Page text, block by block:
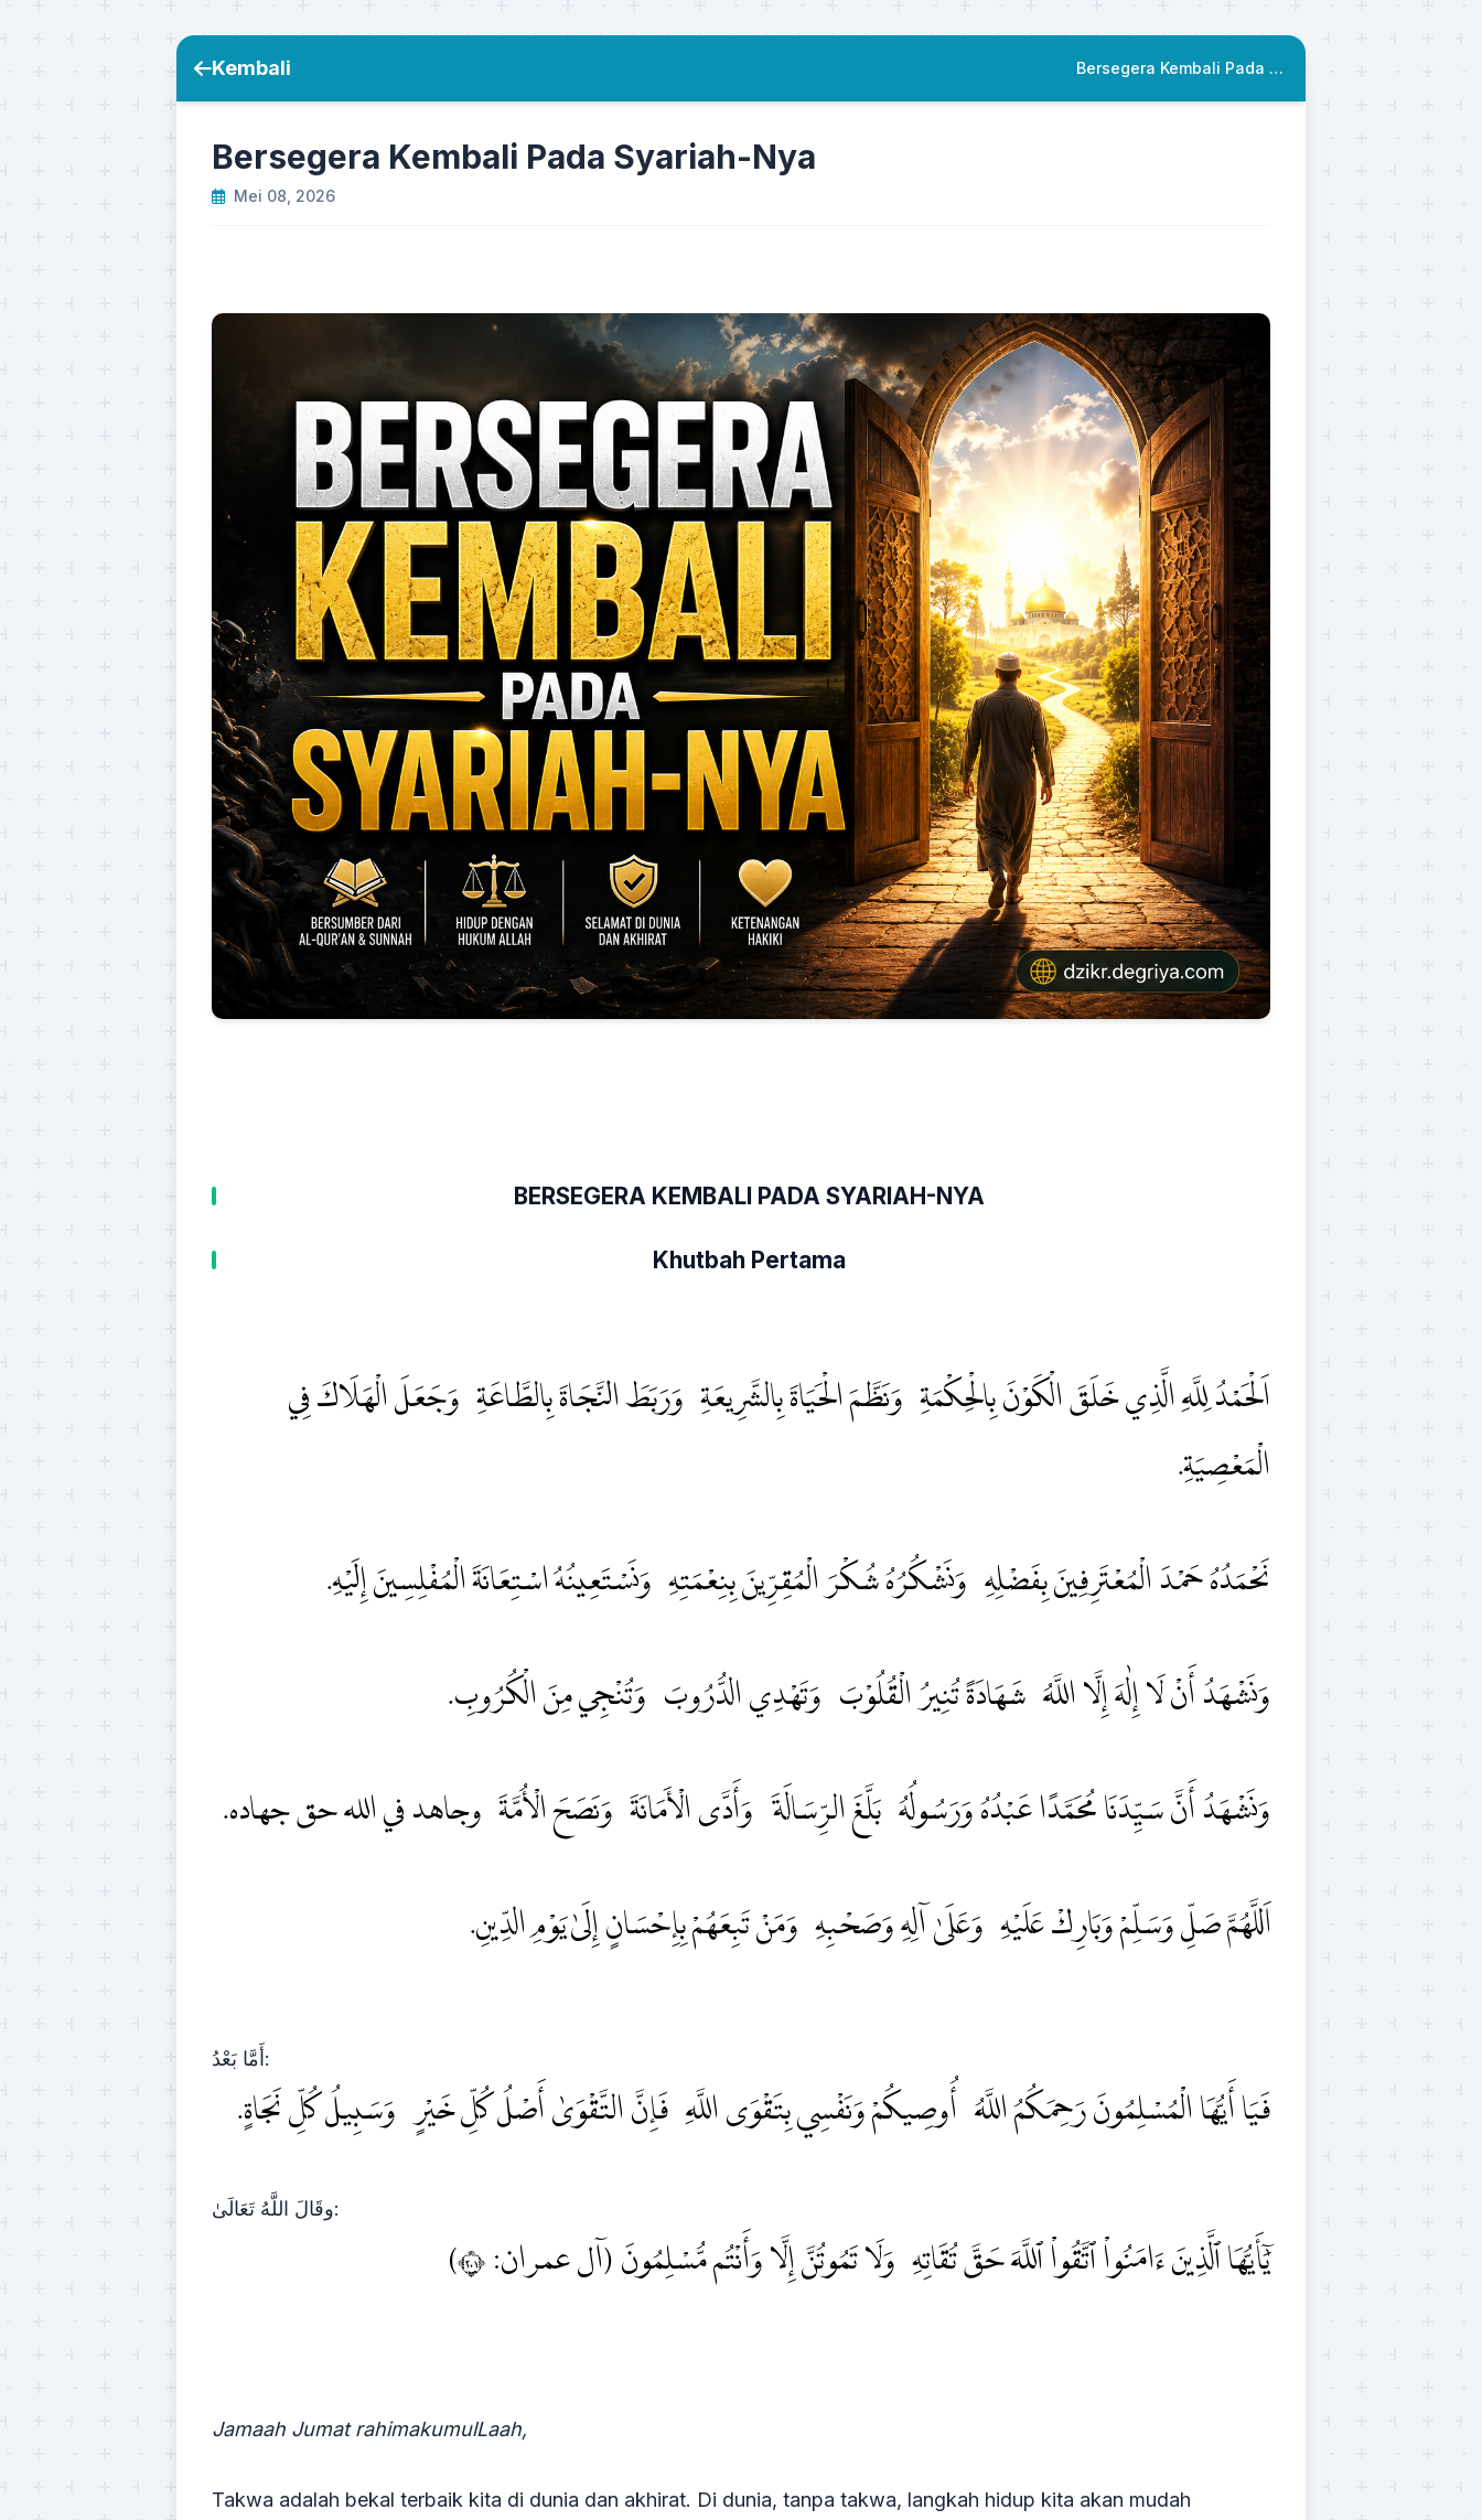
Kembali Bersegera Kembali Pada Syariah-Nya
Bersegera Kembali Pada Syariah-Nya
Mei 08, 2026
BERSEGERA KEMBALI PADA SYARIAH-NYA
Khutbah Pertama
اَلْحَمْدُ لِلَّهِ الَّذِي خَلَقَ الْكَوْنَ بِالْحِكْمَةِ، وَنَظَّمَ الْحَيَاةَ بِالشَّرِيعَةِ، وَرَبَطَ النَّجَاةَ بِالطَّاعَةِ، وَجَعَلَ الْهَلَاكَ فِي
الْمَعْصِيَةِ.
نَحْمَدُهُ حَمْدَ الْمُعْتَرِفِينَ بِفَضْلِهِ، وَنَشْكُرُهُ شُكْرَ الْمُقِرِّينَ بِنِعْمَتِهِ، وَنَسْتَعِينُهُ اسْتِعَانَةَ الْمُفْلِسِينَ إِلَيْهِ.
وَنَشْهَدُ أَنْ لَا إِلٰهَ إِلَّا اللَّهُ، شَهَادَةً تُنِيرُ الْقُلُوْبَ، وَتَهْدِي الدُّرُوبَ، وَتُنْجِي مِنَ الْكُرُوبِ.
وَنَشْهَدُ أَنَّ سَيِّدَنَا مُحَمَّدًا عَبْدُهُ وَرَسُولُهُ، بَلَّغَ الرِّسَالَةَ، وَأَدَّى الْأَمَانَةَ، وَنَصَحَ الْأُمَّةَ، وجاهد في الله حق جهاده.
اَللَّهُمَّ صَلِّ وَسَلِّمْ وَبَارِكْ عَلَيْهِ، وَعَلَىٰ آلِهِ وَصَحْبِهِ، وَمَنْ تَبِعَهُمْ بِإِحْسَانٍ إِلَىٰ يَوْمِ الدِّينِ.
أَمَّا بَعْدُ:
فَيَا أَيُّهَا الْمُسْلِمُونَ رَحِمَكُمُ اللَّهُ، أُوصِيكُمْ وَنَفْسِي بِتَقْوَى اللَّهِ، فَإِنَّ التَّقْوَىٰ أَصْلُ كُلِّ خَيْرٍ، وَسَبِيلُ كُلِّ نَجَاةٍ.
وقَالَ اللَّهُ تَعَالَىٰ:
يَٰٓأَيُّهَا ٱلَّذِينَ ءَامَنُواْ ٱتَّقُواْ ٱللَّهَ حَقَّ تُقَاتِهِۦ وَلَا تَمُوتُنَّ إِلَّا وَأَنْتُم مُّسْلِمُونَ (آل عمران: ١٠٢)
Jamaah Jumat rahimakumulLaah,
Takwa adalah bekal terbaik kita di dunia dan akhirat. Di dunia, tanpa takwa, langkah hidup kita akan mudah